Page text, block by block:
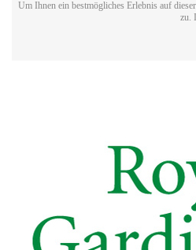
Um Ihnen ein bestmögliches Erlebnis auf
zu.